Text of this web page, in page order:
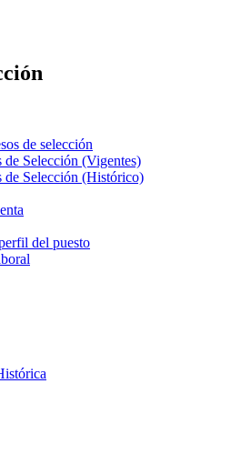
de selección
de Selección (Vigentes)
de Selección (Histórico)
del puesto